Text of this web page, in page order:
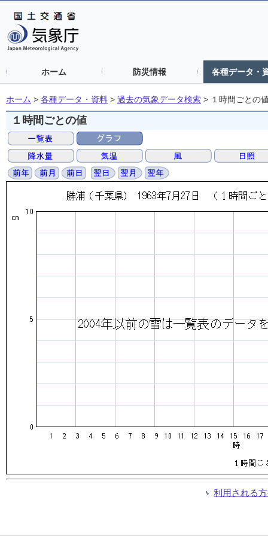
ホーム 防災情報 各種データ・
ホーム > 各種データ・資料 > 過去の気象データ検索 > １時間ごとの
１時間ごとの値
利用される